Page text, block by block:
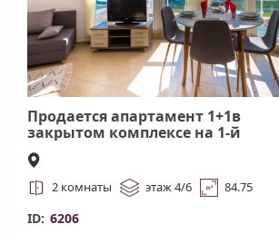
Продается апартамент 1+1в
закрытом комплексе на 1-й
линии моря в Равде.#6206
2 комнаты этаж 4/6 84.75
ID: 6206